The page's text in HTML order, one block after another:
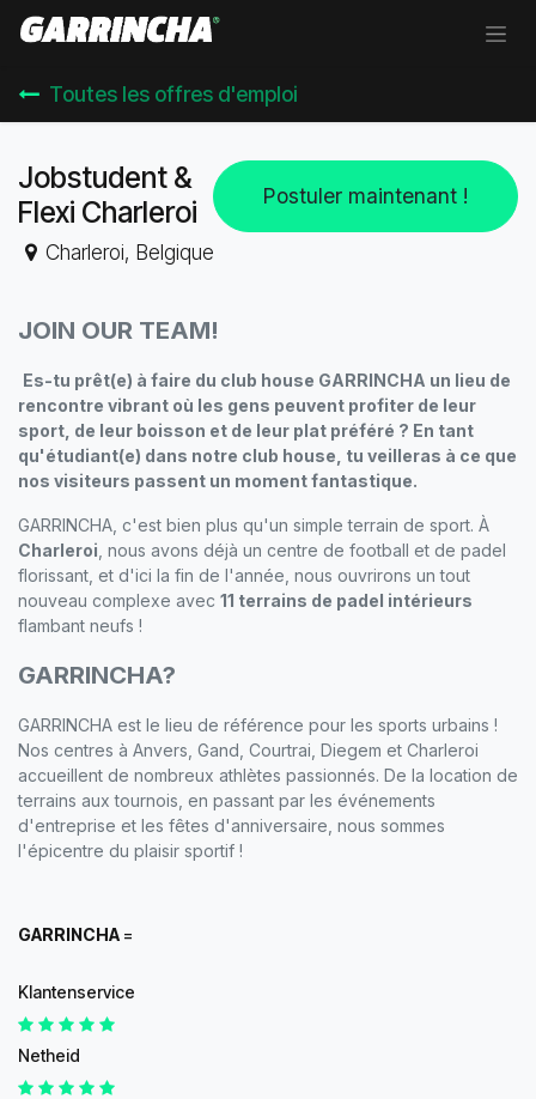
Se rendre au contenu
Toutes les offres d'emploi
Postuler maintenant !
Jobstudent &
Flexi Charleroi
Charleroi, Belgique
JOIN OUR TEAM!
Es-tu prêt(e) à faire du club house GARRINCHA un lieu de
rencontre vibrant où les gens peuvent profiter de leur
sport, de leur boisson et de leur plat préféré ? En tant
qu'étudiant(e) dans notre club house, tu veilleras à ce que
nos visiteurs passent un moment fantastique.
GARRINCHA, c'est bien plus qu'un simple terrain de sport. À
Charleroi, nous avons déjà un centre de football et de padel
florissant, et d'ici la fin de l'année, nous ouvrirons un tout
nouveau complexe avec 11 terrains de padel intérieurs
flambant neufs !
GARRINCHA?
GARRINCHA est le lieu de référence pour les sports urbains !
Nos centres à Anvers, Gand, Courtrai, Diegem et Charleroi
accueillent de nombreux athlètes passionnés. De la location de
terrains aux tournois, en passant par les événements
d'entreprise et les fêtes d'anniversaire, nous sommes
l'épicentre du plaisir sportif !
GARRINCHA =
Klantenservice
Netheid